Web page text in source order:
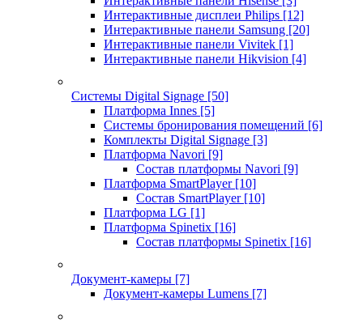
Интерактивные дисплеи Philips [12]
Интерактивные панели Samsung [20]
Интерактивные панели Vivitek [1]
Интерактивные панели Hikvision [4]
Системы Digital Signage [50]
Платформа Innes [5]
Системы бронирования помещений [6]
Комплекты Digital Signage [3]
Платформа Navori [9]
Состав платформы Navori [9]
Платформа SmartPlayer [10]
Состав SmartPlayer [10]
Платформа LG [1]
Платформа Spinetix [16]
Состав платформы Spinetix [16]
Документ-камеры [7]
Документ-камеры Lumens [7]